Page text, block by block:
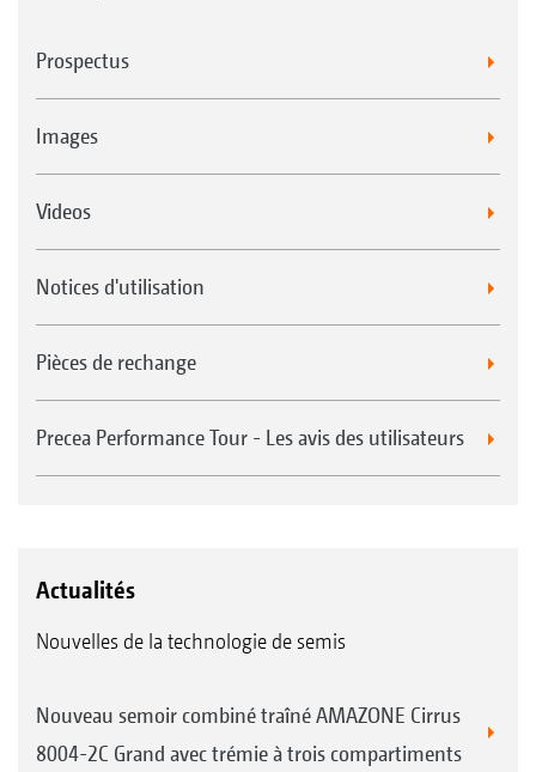
Prospectus
Images
Videos
Notices d'utilisation
Pièces de rechange
Precea Performance Tour - Les avis des utilisateurs
Actualités
Nouvelles de la technologie de semis
Nouveau semoir combiné traîné AMAZONE Cirrus
8004-2C Grand avec trémie à trois compartiments